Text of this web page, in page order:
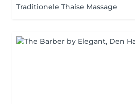
Traditionele Thaise Massage